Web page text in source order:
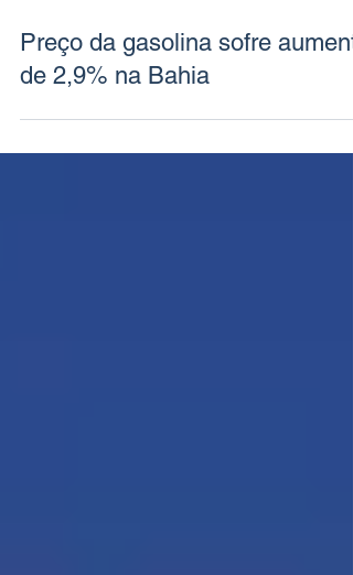
9 de nov. de 2024
Preço da gasolina sofre
de 2,9% na Bahia